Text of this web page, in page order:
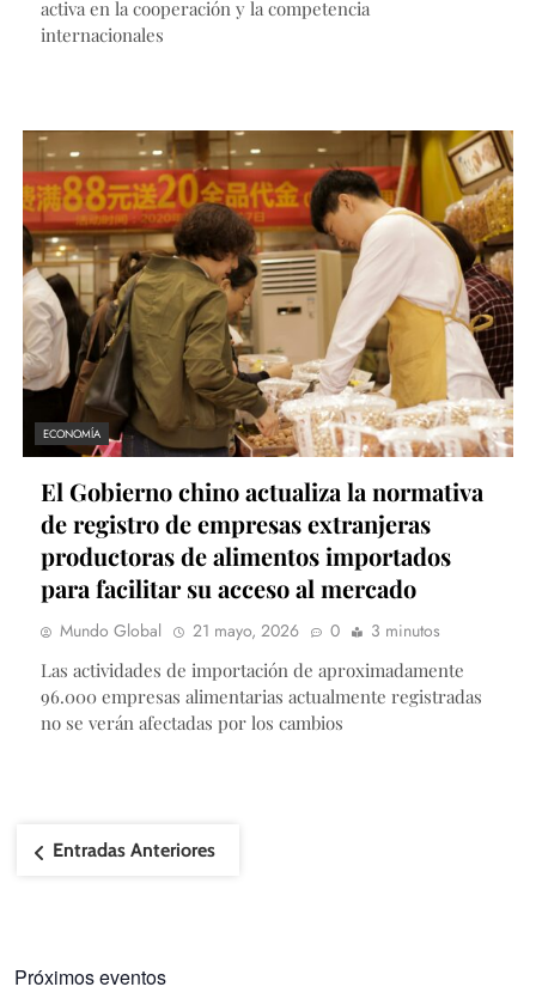
activa en la cooperación y la competencia
internacionales
ECONOMÍA
El Gobierno chino actualiza la normativa
de registro de empresas extranjeras
productoras de alimentos importados
para facilitar su acceso al mercado
Mundo Global 21 mayo, 2026 0
3 minutos
Las actividades de importación de aproximadamente
96.000 empresas alimentarias actualmente registradas
no se verán afectadas por los cambios
Entradas Anteriores
Próximos eventos